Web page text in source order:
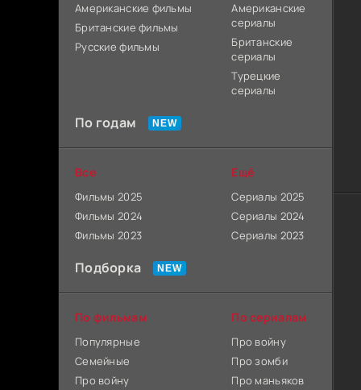
Американские фильмы
Британские фильмы
Русские фильмы
Американские
сериалы
Британские
сериалы
Турецкие
сериалы
По годам
Все
Фильмы 2025
Фильмы 2024
Фильмы 2023
Ещё
Сериалы 2025
Сериалы 2024
Сериалы 2023
Подборка
По фильмам
Популярные
Семейные
Про войну
По сериалам
Про войну
Про зомби
Про маньяков